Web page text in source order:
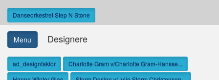
Danseorkestret Step N Stone
Menu Designere
ad_designfaktor
Charlotte Gram v/Charlotte Gram-Hansse...